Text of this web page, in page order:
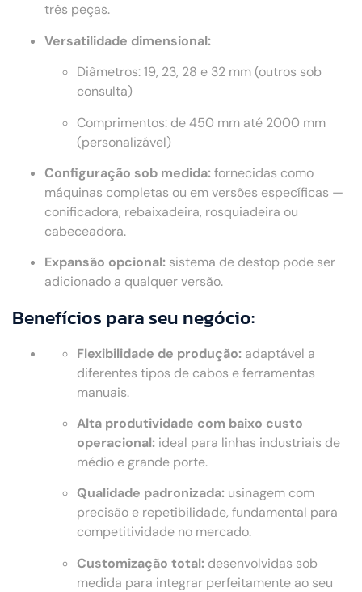
três peças.
Versatilidade dimensional:
Diâmetros: 19, 23, 28 e 32 mm (outros sob
consulta)
Comprimentos: de 450 mm até 2000 mm
(personalizável)
Configuração sob medida:fornecidas como
máquinas completas ou em versões específicas —
conificadora, rebaixadeira, rosquiadeira ou
cabeceadora.
Expansão opcional: sistema de destop pode ser
adicionado a qualquer versão.
Benefícios para seu negócio:
Flexibilidade de produção: adaptável a
diferentes tipos de cabos e ferramentas
manuais.
Alta produtividade com baixo custo
operacional: ideal para linhas industriais de
médio e grande porte.
Qualidade padronizada: usinagem com
precisão e repetibilidade, fundamental para
competitividade no mercado.
Customização total: desenvolvidas sob
medida para integrar perfeitamente ao seu